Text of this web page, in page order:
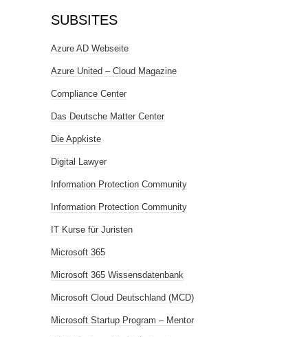
SUBSITES
Azure AD Webseite
Azure United – Cloud Magazine
Compliance Center
Das Deutsche Matter Center
Die Appkiste
Digital Lawyer
Information Protection Community
Information Protection Community
IT Kurse für Juristen
Microsoft 365
Microsoft 365 Wissensdatenbank
Microsoft Cloud Deutschland (MCD)
Microsoft Startup Program – Mentor